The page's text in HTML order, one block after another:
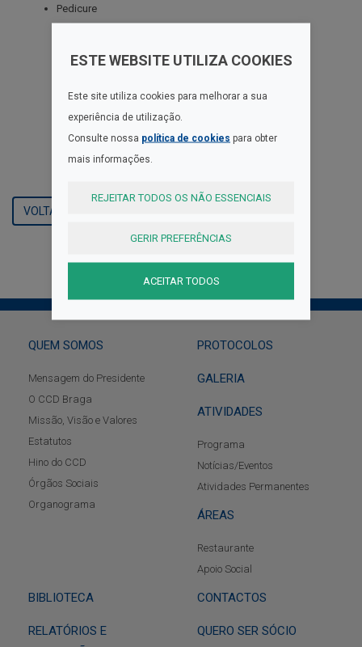
Pedicure
VOLTAR
QUEM SOMOS
Mensagem do Presidente
O CCD Braga
Missão, Visão e Valores
Estatutos
Hino do CCD
Órgãos Sociais
Organograma
PROTOCOLOS
GALERIA
ATIVIDADES
Programa
Notícias/Eventos
Atividades Permanentes
ÁREAS
Restaurante
Apoio Social
BIBLIOTECA CONTACTOS
RELATÓRIOS E
QUERO SER SÓCIO
ESTE WEBSITE UTILIZA COOKIES
Este site utiliza cookies para melhorar a sua
experiência de utilização.
Consulte nossa política de cookies para obter
mais informações.
REJEITAR TODOS OS NÃO ESSENCIAIS
GERIR PREFERÊNCIAS
ACEITAR TODOS